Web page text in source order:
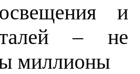
и
– не
миллионы